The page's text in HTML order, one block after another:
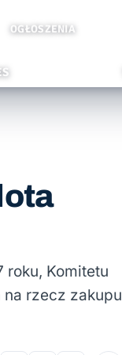
OGŁOSZENIA
roku, Komitetu
rzecz zakupu